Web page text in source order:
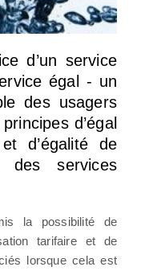
d’un service
égal - un
des usagers
d’égal
d’égalité de
des services
la possibilité de
tarifaire et de
lorsque cela est